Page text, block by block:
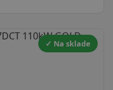
✓ Na sklade